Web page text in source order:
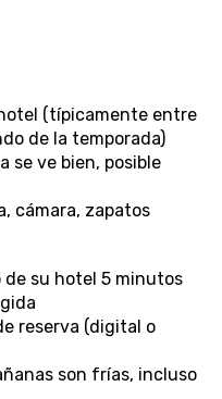
(típicamente entre
de la temporada)
se ve bien, posible
cámara, zapatos
su hotel 5 minutos
reserva (digital o
son frías, incluso